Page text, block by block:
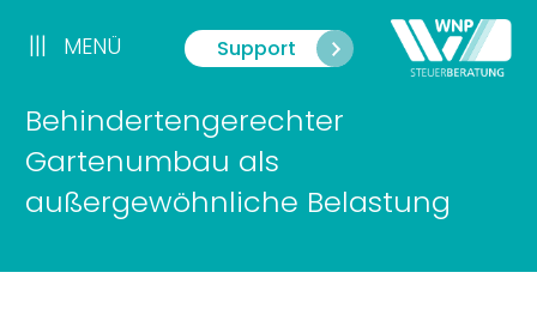
Inhalt
springen
Support
||| MENÜ
Behindertengerechter
Gartenumbau als
außergewöhnliche Belastung